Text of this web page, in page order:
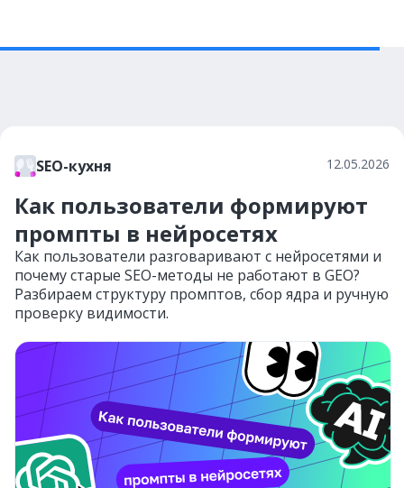
SEO-кухня 12.05.2026
Как пользователи формируют
промпты в нейросетях
Как пользователи разговаривают с нейросетями и
почему старые SEO-методы не работают в GEO?
Разбираем структуру промптов, сбор ядра и ручную
проверку видимости.